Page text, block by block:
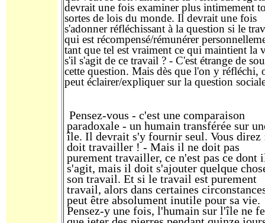
devrait une fois examiner plus intimement
sortes de lois du monde. Il devrait une fois
s'adonner réfléchissant à la question si le
qui est récompensé/rémunérer
tant que tel est vraiment ce qui maintient la
s'il s'agit de ce travail ? - C'est étrange de
cette question. Mais dès que l'on y réfléchi,
peut éclairer/expliquer sur la question
Pensez-vous - c'est une comparaison
paradoxale - un humain transférée sur
île. Il devrait s'y fournir seul. Vous
doit travailler ! - Mais il ne doit pas
purement travailler, ce n'est pas ce dont
s'agit, mais il doit s'ajouter quelque
son travail. Et si le travail est purement
travail, alors dans certaines
peut être absolument inutile pour sa vie.
Pensez-y une fois, l'humain sur l'île ne